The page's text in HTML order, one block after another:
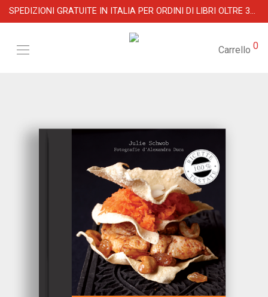
SPEDIZIONI GRATUITE IN ITALIA PER ORDINI DI LIBRI OLTRE 39 €
Carrello 0